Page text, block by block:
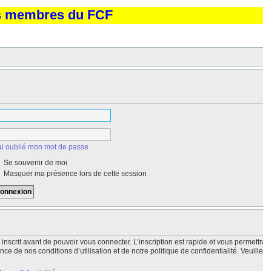
du FCF
oublié mon mot de passe
Se souvenir de moi
Masquer ma présence lors de cette session
avant de pouvoir vous connecter. L’inscription est rapide et vous
de nos conditions d’utilisation et de notre politique de confidentialité.